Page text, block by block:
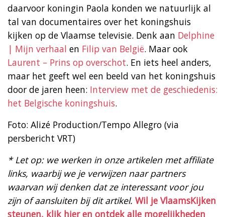
daarvoor koningin Paola konden we natuurlijk al
tal van documentaires over het koningshuis
kijken op de Vlaamse televisie. Denk aan Delphine
| Mijn verhaal en Filip van België. Maar ook
Laurent – Prins op overschot. En iets heel anders,
maar het geeft wel een beeld van het koningshuis
door de jaren heen: Interview met de geschiedenis:
het Belgische koningshuis.
Foto: Alizé Production/Tempo Allegro (via
persbericht VRT)
* Let op: we werken in onze artikelen met affiliate
links, waarbij we je verwijzen naar partners
waarvan wij denken dat ze interessant voor jou
zijn of aansluiten bij dit artikel. Wil je VlaamsKijken
steunen, klik hier en ontdek alle mogelijkheden